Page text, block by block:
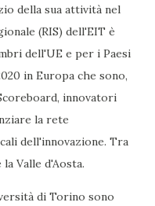
della sua attività nel
(RIS) dell'EIT è
dell'UE e per i Paesi
in Europa che sono,
innovatori
la rete
dell'innovazione. Tra
Valle d'Aosta.
di Torino sono